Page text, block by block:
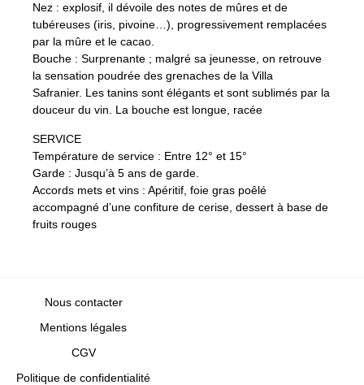
Nez : explosif, il dévoile des notes de mûres et de
tubéreuses (iris, pivoine…), progressivement remplacées
par la mûre et le cacao.
Bouche : Surprenante ; malgré sa jeunesse, on retrouve
la sensation poudrée des grenaches de la Villa
Safranier. Les tanins sont élégants et sont sublimés par la
douceur du vin. La bouche est longue, racée
SERVICE
Température de service : Entre 12° et 15°
Garde : Jusqu’à 5 ans de garde.
Accords mets et vins : Apéritif, foie gras poêlé
accompagné d’une confiture de cerise, dessert à base de
fruits rouges
Nous contacter
Mentions légales
CGV
Politique de confidentialité